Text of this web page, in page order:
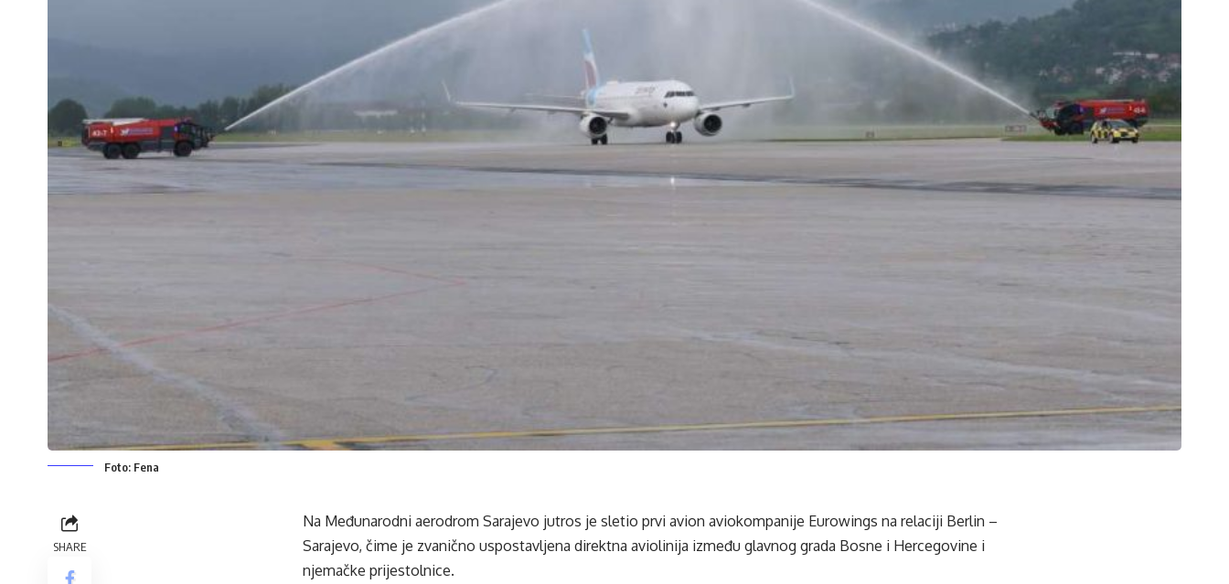
Foto: Fena
SHARE
Na Međunarodni aerodrom Sarajevo jutros je sletio prvi avion aviokompanije Eurowings na relaciji Berlin –
Sarajevo, čime je zvanično uspostavljena direktna aviolinija između glavnog grada Bosne i Hercegovine i
njemačke prijestolnice.